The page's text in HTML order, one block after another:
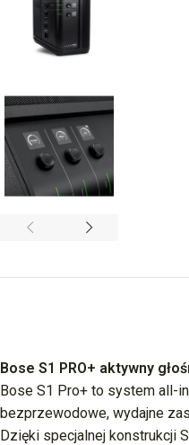
Bose S1 PRO+ aktywny
Bose S1 Pro+ to system all-
bezprzewodowe, wydajne
Dzięki specjalnej konstrukcji